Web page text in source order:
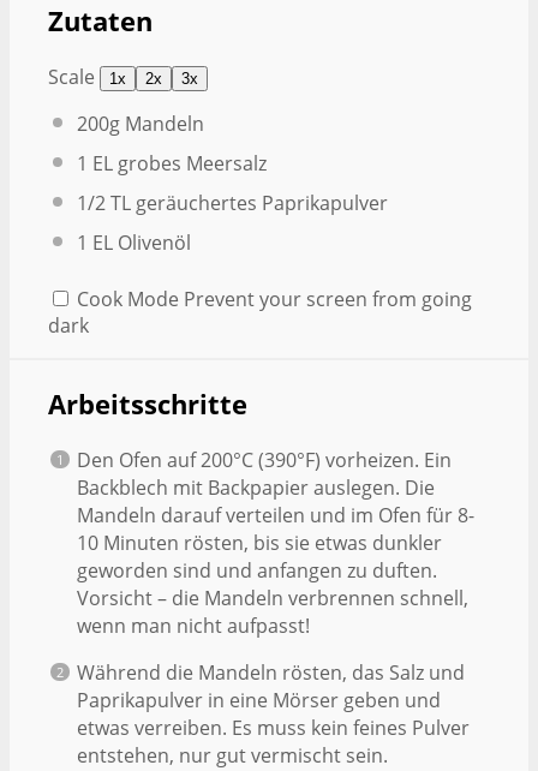
Zutaten
Scale 1x 2x 3x
200g Mandeln
1 EL grobes Meersalz
1/2TL geräuchertes Paprikapulver
1 EL Olivenöl
Cook Mode Prevent your screen from going
dark
Arbeitsschritte
Den Ofen auf 200°C (390°F) vorheizen. Ein
Backblech mit Backpapier auslegen. Die
Mandeln darauf verteilen und im Ofen für 8-
10 Minuten rösten, bis sie etwas dunkler
geworden sind und anfangen zu duften.
Vorsicht – die Mandeln verbrennen schnell,
wenn man nicht aufpasst!
Während die Mandeln rösten, das Salz und
Paprikapulver in eine Mörser geben und
etwas verreiben. Es muss kein feines Pulver
entstehen, nur gut vermischt sein.